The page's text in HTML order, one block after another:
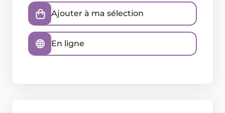
Ajouter à ma sélection
En ligne